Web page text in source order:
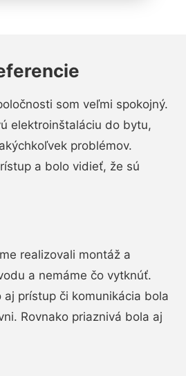
som veľmi spokojný.
elektroinštaláciu do bytu,
problémov.
a bolo vidieť, že sú
realizovali montáž a
a nemáme čo vytknúť.
aj prístup či komunikácia bola
Rovnako priaznivá bola aj